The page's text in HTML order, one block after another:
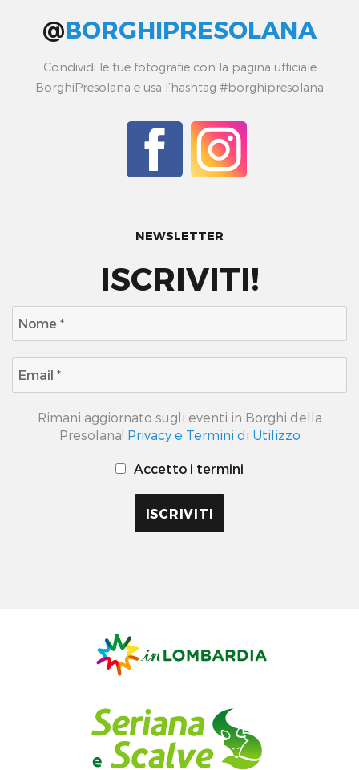
@BORGHIPRESOLANA
Condividi le tue fotografie con la pagina ufficiale
BorghiPresolana e usa l’hashtag #borghipresolana
NEWSLETTER
ISCRIVITI!
Rimani aggiornato sugli eventi in Borghi della
Presolana! Privacy e Termini di Utilizzo
Accetto i termini